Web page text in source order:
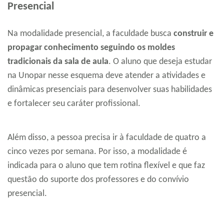
Presencial
Na modalidade presencial, a faculdade busca construir e
propagar conhecimento seguindo os moldes
tradicionais da sala de aula. O aluno que deseja estudar
na Unopar nesse esquema deve atender a atividades e
dinâmicas presenciais para desenvolver suas habilidades
e fortalecer seu caráter profissional.
Além disso, a pessoa precisa ir à faculdade de quatro a
cinco vezes por semana. Por isso, a modalidade é
indicada para o aluno que tem rotina flexível e que faz
questão do suporte dos professores e do convívio
presencial.